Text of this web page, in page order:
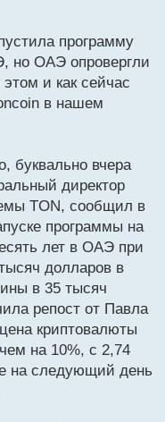
программу
но ОАЭ опровергли
и как сейчас
в нашем
буквально вчера
директор
TON, сообщил в
программы на
лет в ОАЭ при
долларов в
в 35 тысяч
репост от Павла
криптовалюты
на 10%, с 2,74
на следующий день